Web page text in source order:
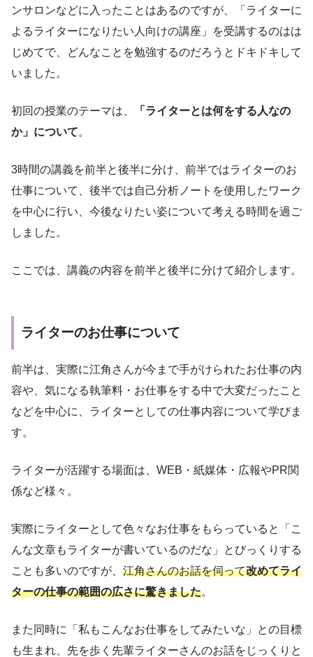
ンサロンなどに入ったことはあるのですが、「ライターに
よるライターになりたい人向けの講座」を受講するのはは
じめてで、どんなことを勉強するのだろうとドキドキして
いました。
初回の授業のテーマは、
「ライターとは何をする人なの
か」について。
3時間の講義を前半と後半に分け、前半ではライターのお
仕事について、後半では自己分析ノートを使用したワーク
を中心に行い、今後なりたい姿について考える時間を過ご
しました。
ここでは、講義の内容を前半と後半に分けて紹介します。
ライターのお仕事について
前半は、実際に江角さんが今まで手がけられたお仕事の内
容や、気になる執筆料・お仕事をする中で大変だったこと
などを中心に、ライターとしての仕事内容について学びま
す。
ライターが活躍する場面は、WEB・紙媒体・広報やPR関
係など様々。
実際にライターとして色々なお仕事をもらっていると「こ
んな文章もライターが書いているのだな」とびっくりする
ことも多いのですが、 江角さんのお話を伺って改めてライ
ターの仕事の範囲の広さに驚きました。
また同時に「私もこんなお仕事をしてみたいな」との目標
も生まれ、先を歩く先輩ライターさんのお話をじっくりと